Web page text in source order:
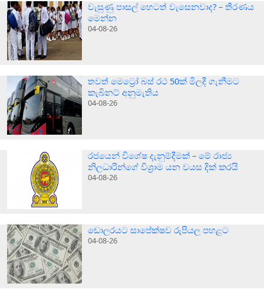
වැසුණු පාසල් හෙටත් වැසෙනවාද? – තීරණය
මෙන්න
04-08-26
තවත් මෙට්‍රෝ බස් රථ 50ක් මිලදී ගැනීමට
කැබිනට් අනුමැතිය
04-08-26
රජයෙන් විශේෂ දැනුම්දීමක් – මේ රාජ්‍ය
නිලධාරින්ගේ විශ්‍රාම යන වයස දික් කරයි
04-08-26
ඩොලරයට සාපේක්ෂව රුපියල පහළට
04-08-26